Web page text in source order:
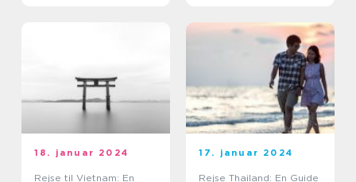
18. januar 2024
Rejse til Vietnam: En
17. januar 2024
Rejse Thailand: En Guide